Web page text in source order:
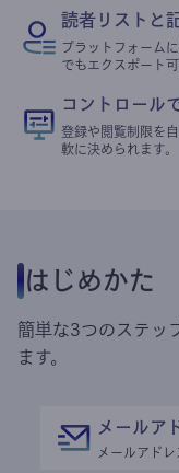
読者リストと
プラットフォーム
でもエクスポート可
コントロール
登録や閲覧制限を
軟に決められます。
はじめかた
簡単な3つのステッ
ます。
メールア
メールアド